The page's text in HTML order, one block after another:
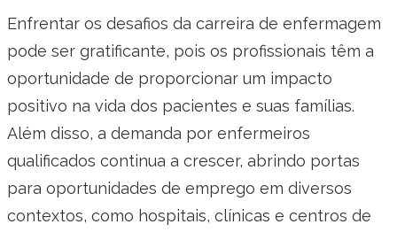
Enfrentar os desafios da carreira de enfermagem
pode ser gratificante, pois os profissionais têm a
oportunidade de proporcionar um impacto
positivo na vida dos pacientes e suas famílias.
Além disso, a demanda por enfermeiros
qualificados continua a crescer, abrindo portas
para oportunidades de emprego em diversos
contextos, como hospitais, clínicas e centros de